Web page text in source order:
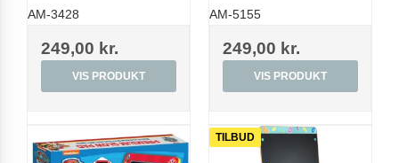
AM-3428
249,00 kr.
VIS PRODUKT
AM-5155
249,00 kr.
VIS PRODUKT
TILBUD